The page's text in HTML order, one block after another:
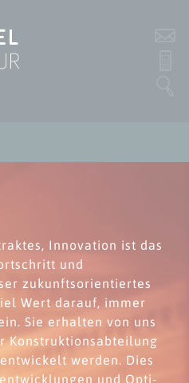
Innovation ist das
und
zukunfts­orientiertes
Wert darauf, immer
Sie erhalten von uns
Kon­struktions­abteilung
werden. Dies
und Opti­